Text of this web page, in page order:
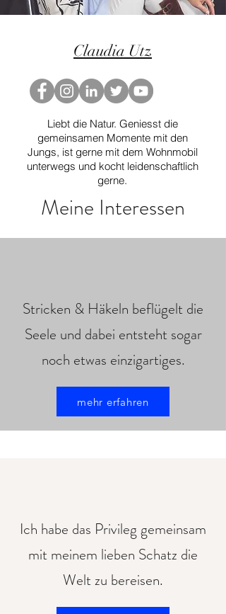
Claudia Utz
Liebt die Natur. Geniesst die
gemeinsamen Momente mit den
Jungs, ist gerne mit dem Wohnmobil
unterwegs und kocht leidenschaftlich
gerne.
Meine Interessen
Stricken & Häkeln beflügelt die
Seele und dabei entsteht sogar
noch etwas einzigartiges.
mehr erfahren
Ich habe das Privileg gemeinsam
mit meinem lieben Schatz die
Welt zu bereisen.